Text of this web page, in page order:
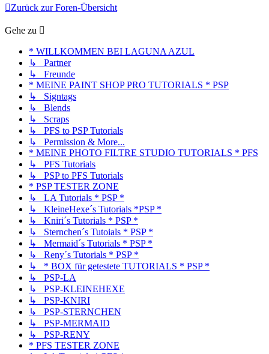
Zurück zur Foren-Übersicht
Gehe zu
* WILLKOMMEN BEI LAGUNA AZUL
↳ Partner
↳ Freunde
* MEINE PAINT SHOP PRO TUTORIALS * PSP
↳ Signtags
↳ Blends
↳ Scraps
↳ PFS to PSP Tutorials
↳ Permission & More...
* MEINE PHOTO FILTRE STUDIO TUTORIALS * PFS
↳ PFS Tutorials
↳ PSP to PFS Tutorials
* PSP TESTER ZONE
↳ LA Tutorials * PSP *
↳ KleineHexe´s Tutorials *PSP *
↳ Kniri´s Tutorials * PSP *
↳ Sternchen´s Tutoials * PSP *
↳ Mermaid´s Tutorials * PSP *
↳ Reny´s Tutorials * PSP *
↳ * BOX für getestete TUTORIALS * PSP *
↳ PSP-LA
↳ PSP-KLEINEHEXE
↳ PSP-KNIRI
↳ PSP-STERNCHEN
↳ PSP-MERMAID
↳ PSP-RENY
* PFS TESTER ZONE